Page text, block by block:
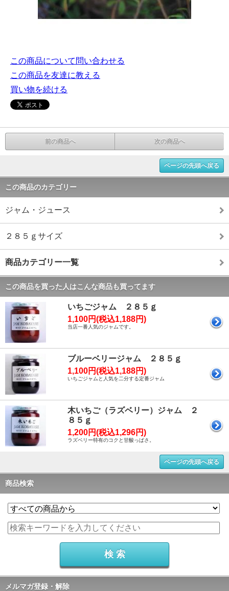
この商品について問い合わせる
この商品を友達に教える
買い物を続ける
前の商品へ 次の商品へ
ページの先頭へ戻る
この商品のカテゴリー
ジャム・ジュース
２８５ｇサイズ
商品カテゴリー一覧
この商品を買った人はこんな商品も買ってます
いちごジャム ２８５ｇ
1,100円(税込1,188円)
当店一番人気のジャムです。
ブルーベリージャム ２８５ｇ
1,100円(税込1,188円)
いちごジャムと人気を二分する定番ジャム
木いちご（ラズベリー）ジャム ２
８５ｇ
1,200円(税込1,296円)
ラズベリー特有のコクと甘酸っぱさ。
ページの先頭へ戻る
商品検索
メルマガ登録・解除